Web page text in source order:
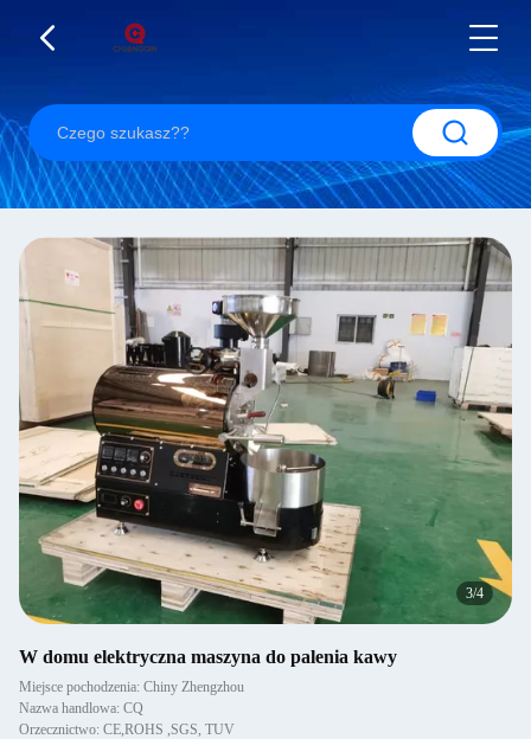
3/4
W domu elektryczna maszyna do palenia kawy
Miejsce pochodzenia: Chiny Zhengzhou
Nazwa handlowa: CQ
Orzecznictwo: CE,ROHS ,SGS, TUV